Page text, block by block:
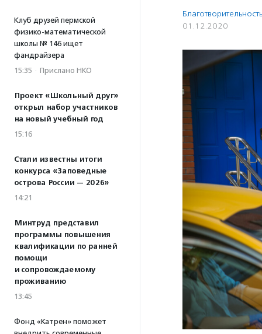
Клуб друзей пермской
физико-математической
школы № 146 ищет
фандрайзера
15:35 · Прислано НКО
Проект «Школьный друг»
открыл набор участников
на новый учебный год
15:16
Стали известны итоги
конкурса «Заповедные
острова России — 2026»
14:21
Минтруд представил
программы повышения
квалификации по ранней
помощи
и сопровождаемому
проживанию
13:45
Фонд «Катрен» поможет
01.12.2020